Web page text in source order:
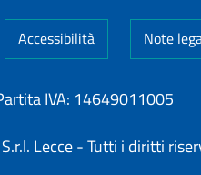
Accessibilità Note
IVA: 14649011005
Lecce - Tutti i diritti